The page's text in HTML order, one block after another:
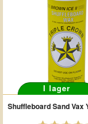
I lager
Shuffleboard Sand Vax